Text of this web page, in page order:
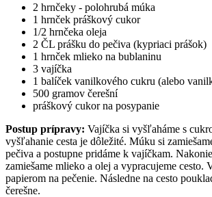
2 hrnčeky - polohrubá múka
1 hrnček práškový cukor
1/2 hrnčeka oleja
2 ČL prášku do pečiva (kypriaci prášok)
1 hrnček mlieko na bublaninu
3 vajíčka
1 balíček vanilkového cukru (alebo
500 gramov čerešní
práškový cukor na posypanie
Postup prípravy: Vajíčka si vyšľaháme s
vyšľahanie cesta je dôležité. Múku si
pečiva a postupne pridáme k vajíčkam.
zamiešame mlieko a olej a vypracujeme cesto.
papierom na pečenie. Následne na cesto
čerešne.